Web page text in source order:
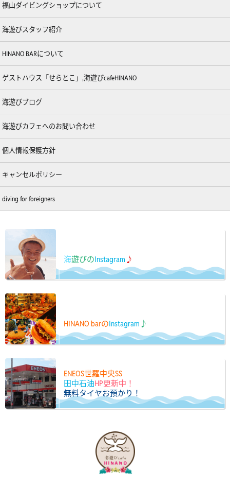
福山ダイビングショップについて
海遊びスタッフ紹介
HINANO BARについて
ゲストハウス「せらとこ」,海遊びcafeHINANO
海遊びブログ
海遊びカフェへのお問い合わせ
個人情報保護方針
キャンセルポリシー
diving for foreigners
海遊びのInstagram ♪
HINANO barのInstagram ♪
ENEOS世羅中央SS
田中石油HP更新中！
無料タイヤお預かり！